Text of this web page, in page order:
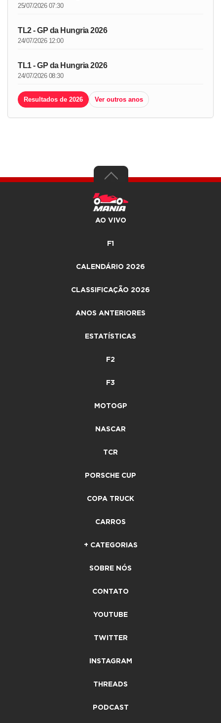
25/07/2026 07:30
TL2 - GP da Hungria 2026
24/07/2026 12:00
TL1 - GP da Hungria 2026
24/07/2026 08:30
Resultados de 2026 Ver outros anos
AO VIVO
F1
CALENDÁRIO 2026
CLASSIFICAÇÃO 2026
ANOS ANTERIORES
ESTATÍSTICAS
F2
F3
MOTOGP
NASCAR
TCR
PORSCHE CUP
COPA TRUCK
CARROS
+ CATEGORIAS
SOBRE NÓS
CONTATO
YOUTUBE
TWITTER
INSTAGRAM
THREADS
PODCAST